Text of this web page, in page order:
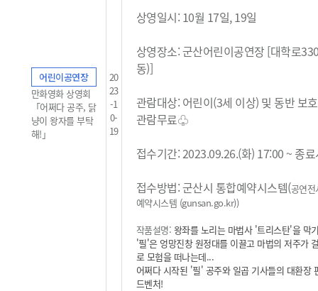
어린이공연장
만화영화 상영회
「어쩌다 공주, 닭
냥이 왕자를 부탁
해!」
20
23
-1
0-
19
상영일시: 10월 17일, 19일
상영장소: 군산어린이공연장 [대학로
동)]
관람대상: 어린이(3세 이상) 및 동반 보
관람무료♧
접수기간: 2023.09.26.(화) 17:00 ~ 종
접수방법: 군산시 통합예약시스템(공연
예약시스템 (gunsan.go.kr))
작품설명: 왕좌를 노리는 마법사 '트리스탄'을 막
'필'은 엉망진창 원정대를 이끌고 마법의 저주가
로 모험을 떠나는데...
어쩌다 시작된 '필' 공주와 일곱 기사들의 대환장
드벤처!